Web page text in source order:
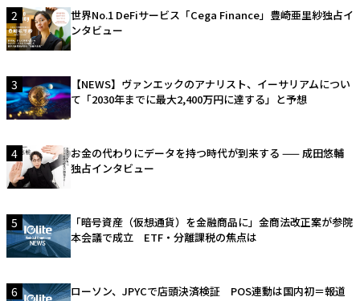
2
世界No.1 DeFiサービス「Cega Finance」豊崎亜里紗独占イ
ンタビュー
3
【NEWS】ヴァンエックのアナリスト、イーサリアムについ
て「2030年までに最大2,400万円に達する」と予想
4
お金の代わりにデータを持つ時代が到来する —— 成田悠輔
独占インタビュー
5
「暗号資産（仮想通貨）を金融商品に」金商法改正案が参院
本会議で成立 ETF・分離課税の焦点は
6 ローソン、JPYCで店頭決済検証 POS連動は国内初＝報道